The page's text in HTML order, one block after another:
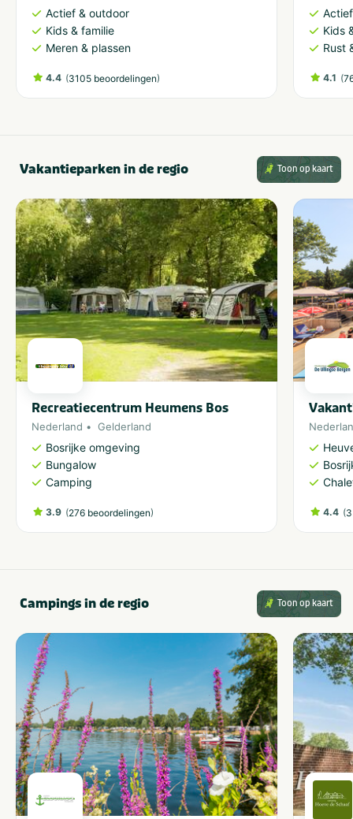
Actief & outdoor
Kids & familie
Meren & plassen
4.4 (3105 beoordelingen)
Kids
Rust
4.1 (
Vakantieparken in de regio Toon op kaart
Recreatiecentrum Heumens Bos
Nederland Gelderland
Bosrijke omgeving
Bungalow
Camping
3.9 (276 beoordelingen) 4.4 (
Campings in de regio Toon op kaart